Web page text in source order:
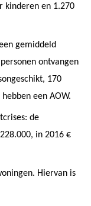
kinderen en 1.270
gemiddeld
ontvangen
170
een AOW.
de
in 2016 €
Hiervan is